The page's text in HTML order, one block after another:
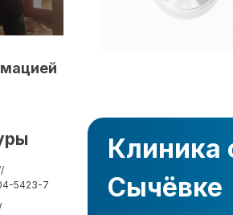
5423-7
Клиника
Сычёвке